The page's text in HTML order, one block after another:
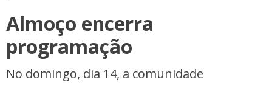
Almoço encerra
programação
No domingo, dia 14, a comunidade